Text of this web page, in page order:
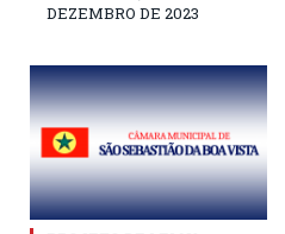
DEZEMBRO DE 2023